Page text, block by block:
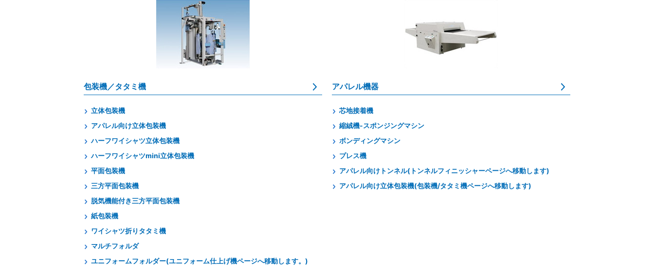
包装機／タタミ機
立体包装機
アパレル向け立体包装機
ハーフワイシャツ立体包装機
ハーフワイシャツmini立体包装機
平面包装機
三方平面包装機
脱気機能付き三方平面包装機
紙包装機
ワイシャツ折りタタミ機
マルチフォルダ
ユニフォームフォルダー(ユニフォーム仕上げ機ページへ移動します。)
アパレル機器
芯地接着機
縮絨機-スポンジングマシン
ボンディングマシン
プレス機
アパレル向けトンネル(トンネルフィニッシャーページへ移動します)
アパレル向け立体包装機(包装機/タタミ機ページへ移動します)